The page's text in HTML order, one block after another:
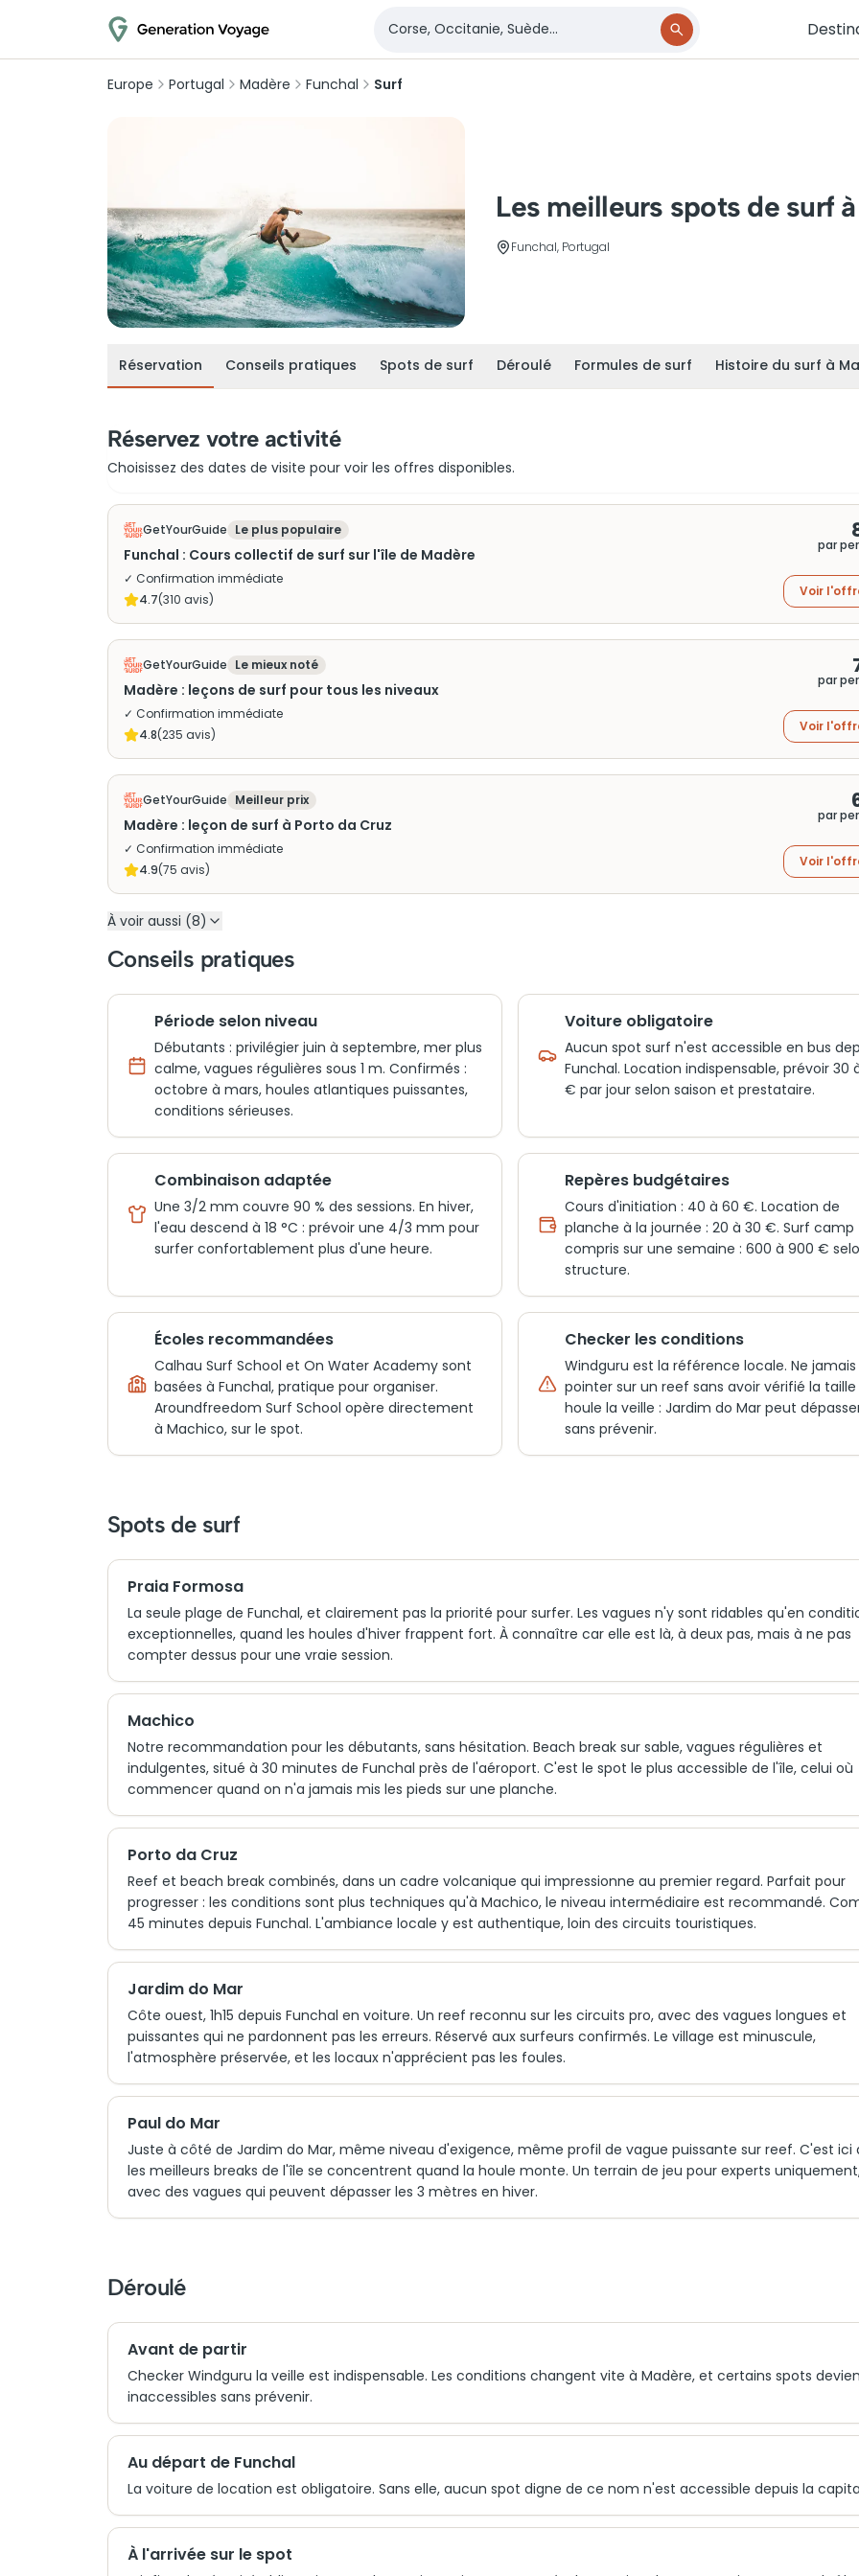
Europe Portugal Madère Funchal Surf
Les meilleurs spots de surf
Funchal, Portugal
Réservation Conseils pratiques Spots de surf Déroulé Formules de surf Histoire du surf à
Réservez votre activité
Choisissez des dates de visite pour voir les offres disponibles.
GetYourGuide Le plus populaire
Funchal : Cours collectif de surf sur l'île de Madère
✓ Confirmation immédiate
4.7(310 avis)
par
Voir
GetYourGuide Le mieux noté
Madère : leçons de surf pour tous les niveaux
✓ Confirmation immédiate
4.8(235 avis)
par
Voir
GetYourGuide Meilleur prix
Madère : leçon de surf à Porto da Cruz
✓ Confirmation immédiate
4.9(75 avis)
par
Voir
À voir aussi (8)
Conseils pratiques
Période selon niveau
Débutants : privilégier juin à septembre, mer plus
calme, vagues régulières sous 1 m. Confirmés :
octobre à mars, houles atlantiques puissantes,
conditions sérieuses.
Voiture obligatoire
Aucun spot surf n'est accessible en bus
Funchal. Location indispensable, prévoir 30
€ par jour selon saison et prestataire.
Combinaison adaptée
Une 3/2 mm couvre 90 % des sessions. En hiver,
l'eau descend à 18 °C : prévoir une 4/3 mm pour
surfer confortablement plus d'une heure.
Repères budgétaires
Cours d'initiation : 40 à 60 €. Location de
planche à la journée : 20 à 30 €. Surf
compris sur une semaine : 600 à 900 €
structure.
Écoles recommandées
Calhau Surf School et On Water Academy sont
basées à Funchal, pratique pour organiser.
Aroundfreedom Surf School opère directement
à Machico, sur le spot.
Checker les conditions
Windguru est la référence locale. Ne jamais
pointer sur un reef sans avoir vérifié la taille
houle la veille : Jardim do Mar peut
sans prévenir.
Spots de surf
Praia Formosa
La seule plage de Funchal, et clairement pas la priorité pour surfer. Les vagues n'y sont ridables qu'en
exceptionnelles, quand les houles d'hiver frappent fort. À connaître car elle est là, à deux pas, mais à ne pas
compter dessus pour une vraie session.
Machico
Notre recommandation pour les débutants, sans hésitation. Beach break sur sable, vagues régulières et
indulgentes, situé à 30 minutes de Funchal près de l'aéroport. C'est le spot le plus accessible de l'île, celui où
commencer quand on n'a jamais mis les pieds sur une planche.
Porto da Cruz
Reef et beach break combinés, dans un cadre volcanique qui impressionne au premier regard. Parfait pour
progresser : les conditions sont plus techniques qu'à Machico, le niveau intermédiaire est recommandé.
45 minutes depuis Funchal. L'ambiance locale y est authentique, loin des circuits touristiques.
Jardim do Mar
Côte ouest, 1h15 depuis Funchal en voiture. Un reef reconnu sur les circuits pro, avec des vagues longues et
puissantes qui ne pardonnent pas les erreurs. Réservé aux surfeurs confirmés. Le village est minuscule,
l'atmosphère préservée, et les locaux n'apprécient pas les foules.
Paul do Mar
Juste à côté de Jardim do Mar, même niveau d'exigence, même profil de vague puissante sur reef. C'est ici
les meilleurs breaks de l'île se concentrent quand la houle monte. Un terrain de jeu pour experts
avec des vagues qui peuvent dépasser les 3 mètres en hiver.
Déroulé
Avant de partir
Checker Windguru la veille est indispensable. Les conditions changent vite à Madère, et certains spots
inaccessibles sans prévenir.
Au départ de Funchal
La voiture de location est obligatoire. Sans elle, aucun spot digne de ce nom n'est accessible depuis la
À l'arrivée sur le spot